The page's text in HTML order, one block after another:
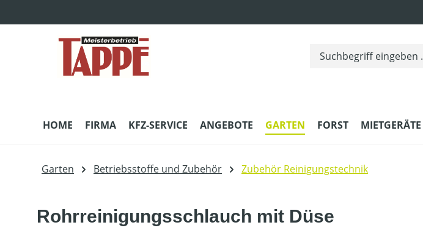
HOME FIRMA KFZ-SERVICE ANGEBOTE GARTEN FORST MIETGERÄTE
Garten Betriebsstoffe und Zubehör Zubehör Reinigungstechnik
Rohrreinigungsschlauch mit Düse